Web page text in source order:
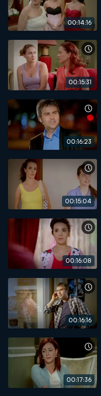
00:14:16
00:15:31
00:16:23
00:15:04
00:16:08
00:16:16
00:17:36